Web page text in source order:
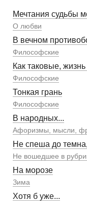
Мечтания судьбы
О любви
В вечном
Философские
Как таковые,
Философские
Тонкая грань
Философские
В народных...
Афоризмы, мысли,
Не спеша до
Не вошедшее в
На морозе
Зима
Хотя б уже...